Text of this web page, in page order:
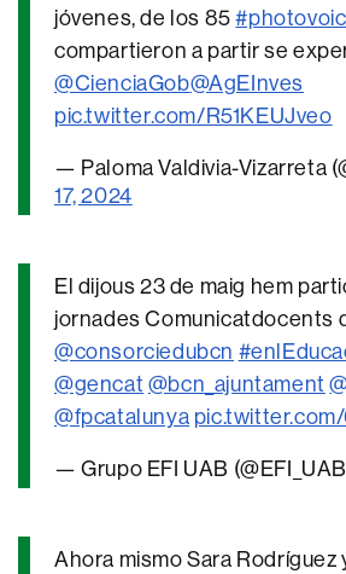
jóvenes, de los 85
compartieron a partir se
@CienciaGob@AgEInves
pic.twitter.com/R51KEUJveo
— Paloma Valdivia-Vizarreta
17, 2024
El dijous 23 de maig hem
jornades Comunicatdocents
@consorciedubcn
@gencat @bcn_ajuntament
@fpcatalunya
— Grupo EFI UAB
Ahora mismo Sara Rodríguez